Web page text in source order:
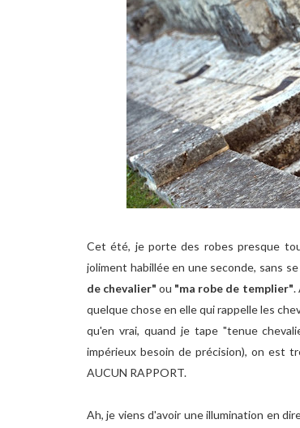
Cet été, je porte des robes presque
joliment habillée en une seconde, sans
de chevalier" ou "ma robe de templier".
quelque chose en elle qui rappelle les
qu'en vrai, quand je tape "tenue
impérieux besoin de précision), on est
AUCUN RAPPORT.
Ah, je viens d'avoir une illumination en